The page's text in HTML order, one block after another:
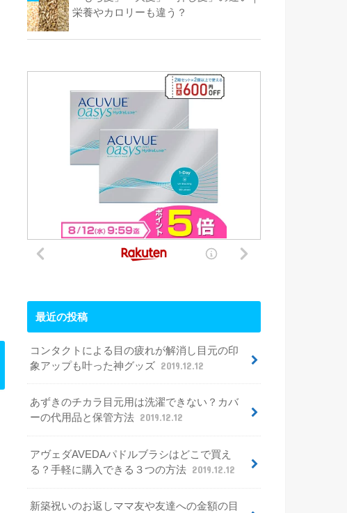
栄養やカロリーも違う？
最近の投稿
コンタクトによる目の疲れが解消し目元の印
象アップも叶った神グッズ 2019.12.12
あずきのチカラ目元用は洗濯できない？カバ
ーの代用品と保管方法 2019.12.12
アヴェダAVEDAパドルブラシはどこで買え
る？手軽に購入できる３つの方法 2019.12.12
新築祝いのお返しママ友や友達への金額の目